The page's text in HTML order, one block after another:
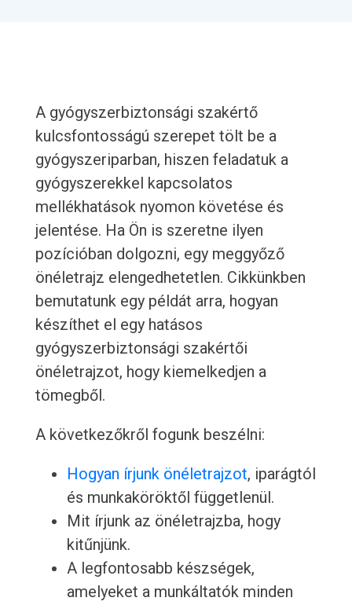
A gyógyszerbiztonsági szakértő
kulcsfontosságú szerepet tölt be a
gyógyszeriparban, hiszen feladatuk a
gyógyszerekkel kapcsolatos
mellékhatások nyomon követése és
jelentése. Ha Ön is szeretne ilyen
pozícióban dolgozni, egy meggyőző
önéletrajz elengedhetetlen. Cikkünkben
bemutatunk egy példát arra, hogyan
készíthet el egy hatásos
gyógyszerbiztonsági szakértői
önéletrajzot, hogy kiemelkedjen a
tömegből.
A következőkről fogunk beszélni:
Hogyan írjunk önéletrajzot, iparágtól
és munkaköröktől függetlenül.
Mit írjunk az önéletrajzba, hogy
kitűnjünk.
A legfontosabb készségek,
amelyeket a munkáltatók minden